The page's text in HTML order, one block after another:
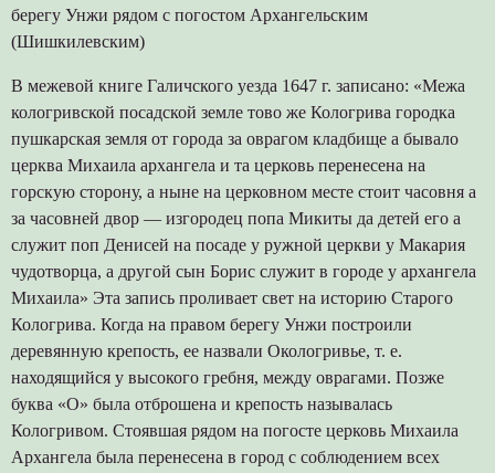
берегу Унжи рядом с погостом Архангельским
(Шишкилевским)
В межевой книге Галичского уезда 1647 г. записано: «Межа
кологривской посадской земле тово же Кологрива городка
пушкарская земля от города за оврагом кладбище а бывало
церква Михаила архангела и та церковь перенесена на
горскую сторону, а ныне на церковном месте стоит часовня а
за часовней двор — изгородец попа Микиты да детей его а
служит поп Денисей на посаде у ружной церкви у Макария
чудотворца, а другой сын Борис служит в городе у архангела
Михаила» Эта запись проливает свет на историю Старого
Кологрива. Когда на правом берегу Унжи построили
деревянную крепость, ее назвали Окологривье, т. е.
находящийся у высокого гребня, между оврагами. Позже
буква «О» была отброшена и крепость называлась
Кологривом. Стоявшая рядом на погосте церковь Михаила
Архангела была перенесена в город с соблюдением всех